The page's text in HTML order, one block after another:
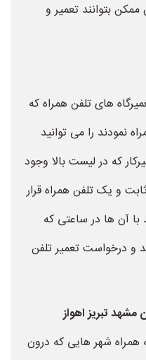
ممکن بتوانند تعمیر و
های تلفن همراه که
نمودند را می توانید
که در لیست بالا وجود
و یک تلفن همراه قرار
آن ها در ساعتی که
و درخواست تعمیر تلفن
مشهد تبریز اهواز
همراه شهر هایی که درون